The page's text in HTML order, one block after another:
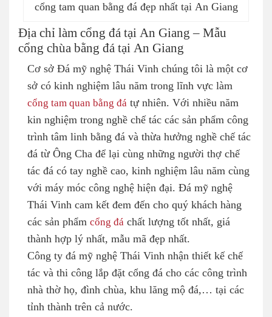
cổng tam quan bằng đá đẹp nhất tại An Giang
Địa chỉ làm cổng đá tại An Giang – Mẫu
cổng chùa bằng đá tại An Giang
Cơ sở Đá mỹ nghệ Thái Vinh chúng tôi là một cơ
sở có kinh nghiệm lâu năm trong lĩnh vực làm
cổng tam quan bằng đá tự nhiên. Với nhiều năm
kin nghiệm trong nghề chế tác các sản phẩm công
trình tâm linh bằng đá và thừa hưởng nghề chế tác
đá từ Ông Cha để lại cùng những người thợ chế
tác đá có tay nghề cao, kinh nghiệm lâu năm cùng
với máy móc công nghệ hiện đại. Đá mỹ nghệ
Thái Vinh cam kết đem đến cho quý khách hàng
các sản phẩm cổng đá chất lượng tốt nhất, giá
thành hợp lý nhất, mẫu mã đẹp nhất.
Công ty đá mỹ nghệ Thái Vinh nhận thiết kế chế
tác và thi công lắp đặt cổng đá cho các công trình
nhà thờ họ, đình chùa, khu lăng mộ đá,… tại các
tỉnh thành trên cả nước.